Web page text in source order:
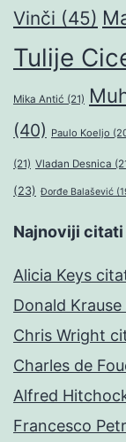
Vinči (45)
Tulije
Mika Antić (21)
(40) Paulo Koeljo
(21) Vladan Desnica
(23) Đorđe Balašević
Najnoviji citati
Alicia Keys
Donald
Chris Wright
Charles de
Alfred
Francesco